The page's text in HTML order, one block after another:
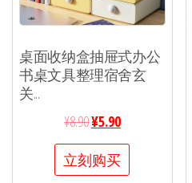
桌面收纳盒抽屉式办公
书桌文具整理宿舍玄
关...
¥8.90¥5.90
立刻购买